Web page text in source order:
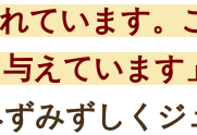
ています。
えています
みずしく